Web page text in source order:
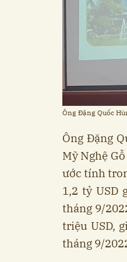
Ông Đặng Quốc
Ông Đặng
Mỹ Nghệ
ước tính
1,2 tỷ USD
tháng 9/
triệu USD,
tháng 9/